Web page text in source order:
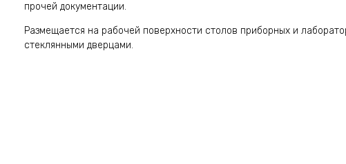
прочей документации.
Размещается на рабочей поверхности столов приборных и
стеклянными дверцами.